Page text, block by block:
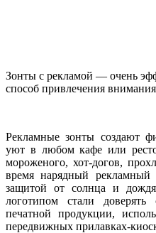
Зонты с рекламой — очень
способ привлечения
Рекламные зонты создают
уют в любом кафе или
мороженого, хот-догов,
время нарядный рекламный
защитой от солнца и
логотипом стали доверять
печатной продукции,
передвижных прилавках-